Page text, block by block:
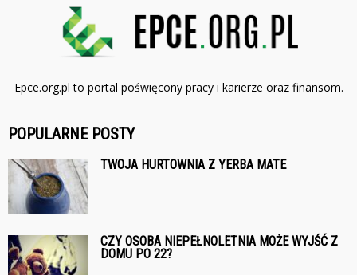
Epce.org.pl to portal poświęcony pracy i karierze oraz finansom.
POPULARNE POSTY
TWOJA HURTOWNIA Z YERBA MATE
CZY OSOBA NIEPEŁNOLETNIA MOŻE WYJŚĆ Z
DOMU PO 22?